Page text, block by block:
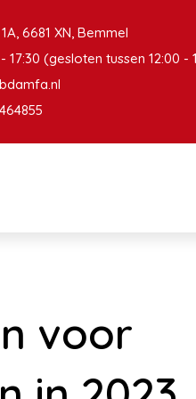
6681 XN, Bemmel
(gesloten tussen 12:00 -
voor